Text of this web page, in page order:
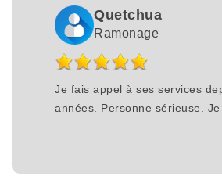
Quetchua
Ramonage
Je fais appel à ses services
années. Personne sérieuse.